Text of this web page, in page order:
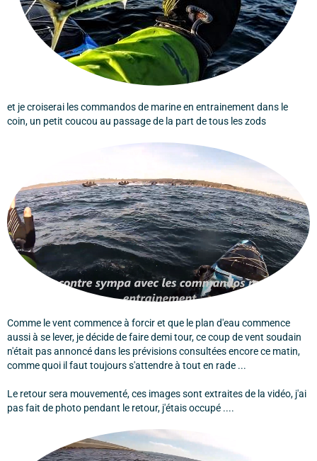
et je croiserai les commandos de marine en entrainement dans le
coin, un petit coucou au passage de la part de tous les zods
Comme le vent commence à forcir et que le plan d'eau commence
aussi à se lever, je décide de faire demi tour, ce coup de vent soudain
n'était pas annoncé dans les prévisions consultées encore ce matin,
comme quoi il faut toujours s'attendre à tout en rade ...
Le retour sera mouvementé, ces images sont extraites de la vidéo, j'ai
pas fait de photo pendant le retour, j'étais occupé ....